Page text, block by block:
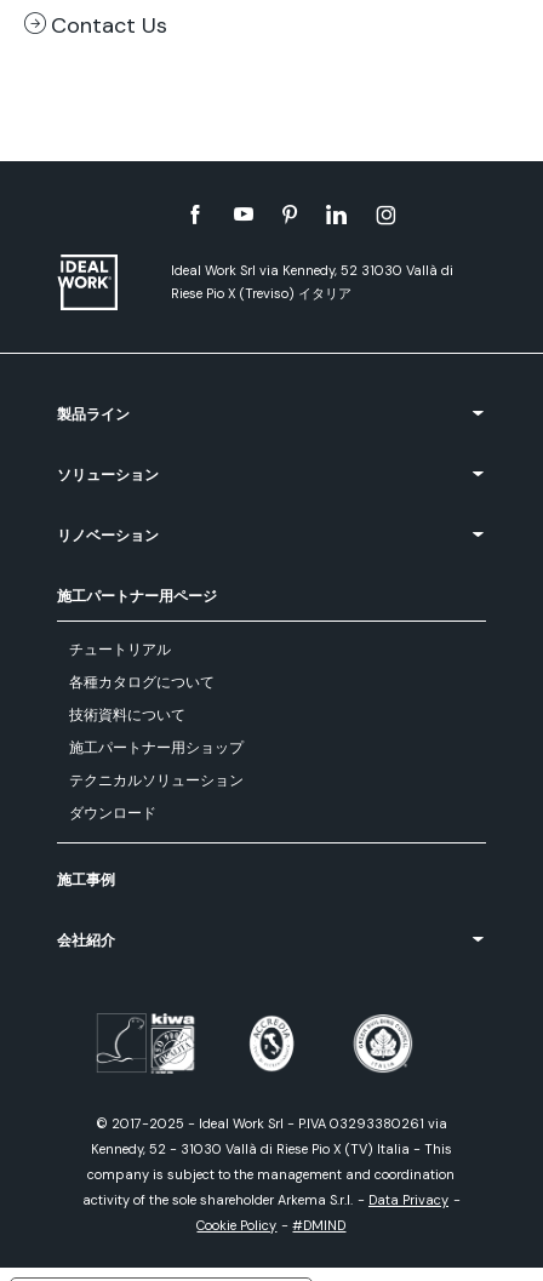
Contact Us
Ideal Work Srl via Kennedy, 52 31030 Vallà di
Riese Pio X (Treviso) イタリア
製品ライン
ソリューション
リノベーション
施工パートナー用ページ
チュートリアル
各種カタログについて
技術資料について
施工パートナー用ショップ
テクニカルソリューション
ダウンロード
施工事例
会社紹介
© 2017-2025 - Ideal Work Srl - P.IVA 03293380261 via
Kennedy, 52 - 31030 Vallà di Riese Pio X (TV) Italia - This
company is subject to the management and coordination
activity of the sole shareholder Arkema S.r.l. - Data Privacy -
Cookie Policy -#DMIND